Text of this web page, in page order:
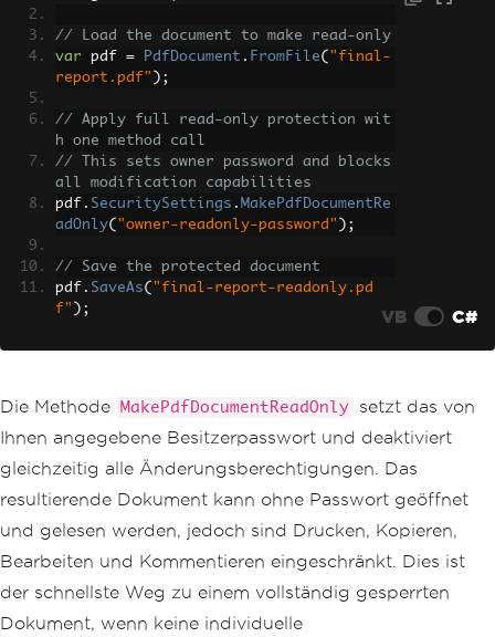
// Load the document to make read-only
var pdf = PdfDocument . FromFile( "final-
report.pdf" );
// Apply full read-only protection wit
h one method call
// This sets owner password and blocks
all modification capabilities
pdf . SecuritySettings . MakePdfDocumentRe
adOnly( "owner-readonly-password" );
// Save the protected document
pdf . SaveAs( "final-report-readonly.pd
f" ); VB C#
Die Methode MakePdfDocumentReadOnly
setzt das von
Ihnen angegebene Besitzerpasswort und deaktiviert
gleichzeitig alle Änderungsberechtigungen. Das
resultierende Dokument kann ohne Passwort geöffnet
und gelesen werden, jedoch sind Drucken, Kopieren,
Bearbeiten und Kommentieren eingeschränkt. Dies ist
der schnellste Weg zu einem vollständig gesperrten
Dokument, wenn keine individuelle